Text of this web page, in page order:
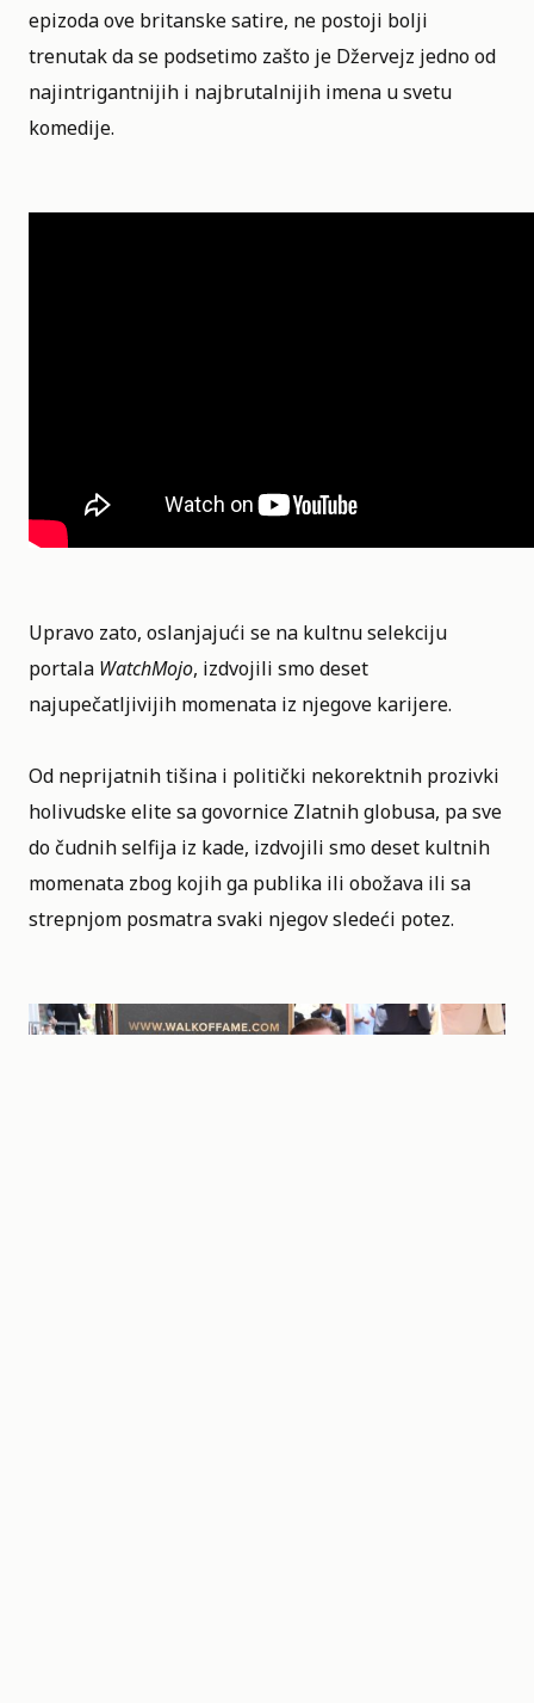
epizoda ove britanske satire, ne postoji bolji
trenutak da se podsetimo zašto je Džervejz jedno od
najintrigantnijih i najbrutalnijih imena u svetu
komedije.
Upravo zato, oslanjajući se na kultnu selekciju
portala WatchMojo, izdvojili smo deset
najupečatljivijih momenata iz njegove karijere.
Od neprijatnih tišina i politički nekorektnih prozivki
holivudske elite sa govornice Zlatnih globusa, pa sve
do čudnih selfija iz kade, izdvojili smo deset kultnih
momenata zbog kojih ga publika ili obožava ili sa
strepnjom posmatra svaki njegov sledeći potez.